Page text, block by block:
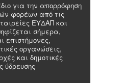
για την απορρόφηση
φορέων από τις
ΕΥΔΑΠ και
σήμερα,
επιστήμονες,
οργανώσεις,
και δημοτικές
ύδρευσης